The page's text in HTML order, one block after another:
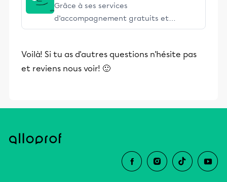
Grâce à ses services
d’accompagnement gratuits et
stimulants, Alloprof engage les élèves
éducative.
Voilà! Si tu as d'autres questions n'hésite pas
et reviens nous voir! 🙂